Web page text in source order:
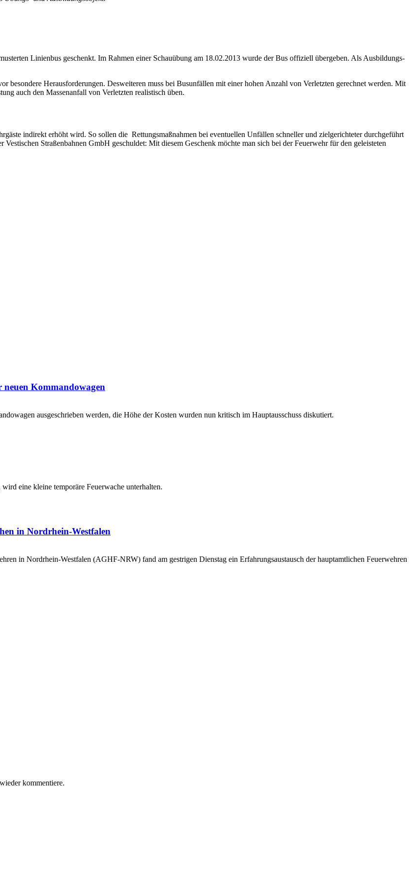
Linienbus geschenkt. Im Rahmen einer Schauübung am 18.02.2013 wurde der Bus offiziell übergeben. Als Ausbildungs-
besondere Herausforderungen. Desweiteren muss bei Busunfällen mit einer hohen Anzahl von Verletzten gerechnet werden. Mit
auch den Massenanfall von Verletzten realistisch üben.
indirekt erhöht wird. So sollen die Rettungsmaßnahmen bei eventuellen Unfällen schneller und zielgerichteter durchgeführt
Straßenbahnen GmbH geschuldet: Mit diesem Geschenk möchte man sich bei der Feuerwehr für den geleisteten
neuen Kommandowagen
ausgeschrieben werden, die Höhe der Kosten wurden nun kritisch im Hauptausschuss diskutiert.
eine kleine temporäre Feuerwache unterhalten.
in Nordrhein-Westfalen
in Nordrhein-Westfalen (AGHF-NRW) fand am gestrigen Dienstag ein Erfahrungsaustausch der hauptamtlichen Feuerwehren
kommentiere.